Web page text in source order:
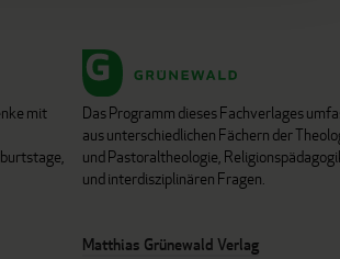
mit
Das Programm dieses Fachverlages
aus unterschiedlichen Fächern der
und Pastoraltheologie,
und interdisziplinären Fragen.
Matthias Grünewald Verlag